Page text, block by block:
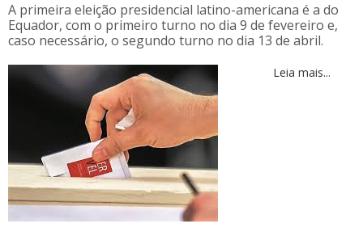
A primeira eleição presidencial latino-americana é a do
Equador, com o primeiro turno no dia 9 de fevereiro e,
caso necessário, o segundo turno no dia 13 de abril.
Leia mais...